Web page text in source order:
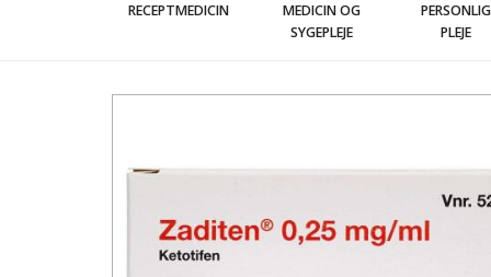
RECEPTMEDICIN
MEDICIN OG
SYGEPLEJE
PERSONLIG
PLEJE